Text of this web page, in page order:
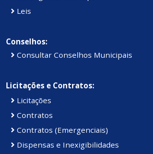
Leis
Conselhos:
Consultar Conselhos Municipais
Licitações e Contratos:
Licitações
Contratos
Contratos (Emergenciais)
Dispensas e Inexigibilidades